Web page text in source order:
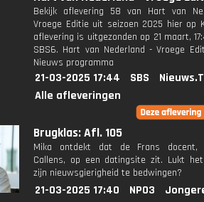
Bekijk aflevering 58 van Hart van
Vroege Editie uit seizoen 2025 hier op
aflevering is uitgezonden op 21 maart,
SBS6. Hart van Nederland - Vroege
Nieuws programma
21-03-2025 17:44 SBS
Alle afleveringen
Brugklas: Afl. 105
Mika ontdekt dat de Frans docent,
Callens, op een datingsite zit. Lukt
zijn nieuwsgierigheid te bedwingen?
21-03-2025 17:40 NPO3